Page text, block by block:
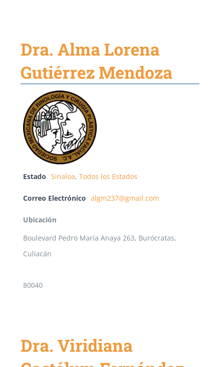
Dra. Alma Lorena
Gutiérrez Mendoza
Estado Sinaloa, Todos los Estados
Correo Electrónico algm237@gmail.com
Ubicación
Boulevard Pedro María Anaya 263, Burócratas,
Culiacán
80040
Dra. Viridiana